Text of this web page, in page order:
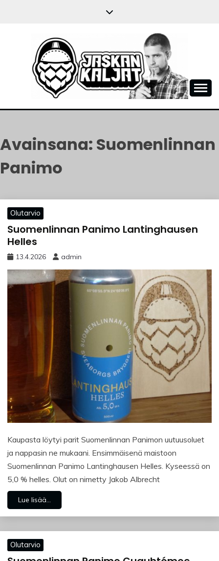
JASKANKALJAT
Avainsana: Suomenlinnan
Panimo
Olutarvio
Suomenlinnan Panimo Lantinghausen
Helles
13.4.2026 admin
Kaupasta löytyi parit Suomenlinnan Panimon uutuusoluet
ja nappasin ne mukaani. Ensimmäisenä maistoon
Suomenlinnan Panimo Lantinghausen Helles. Kyseessä on
5,0 % helles. Olut on nimetty Jakob Albrecht
Lue lisää...
Olutarvio